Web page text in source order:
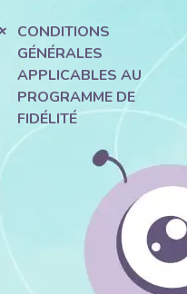
CONDITIONS
GÉNÉRALES
APPLICABLES AU
PROGRAMME DE
FIDÉLITÉ